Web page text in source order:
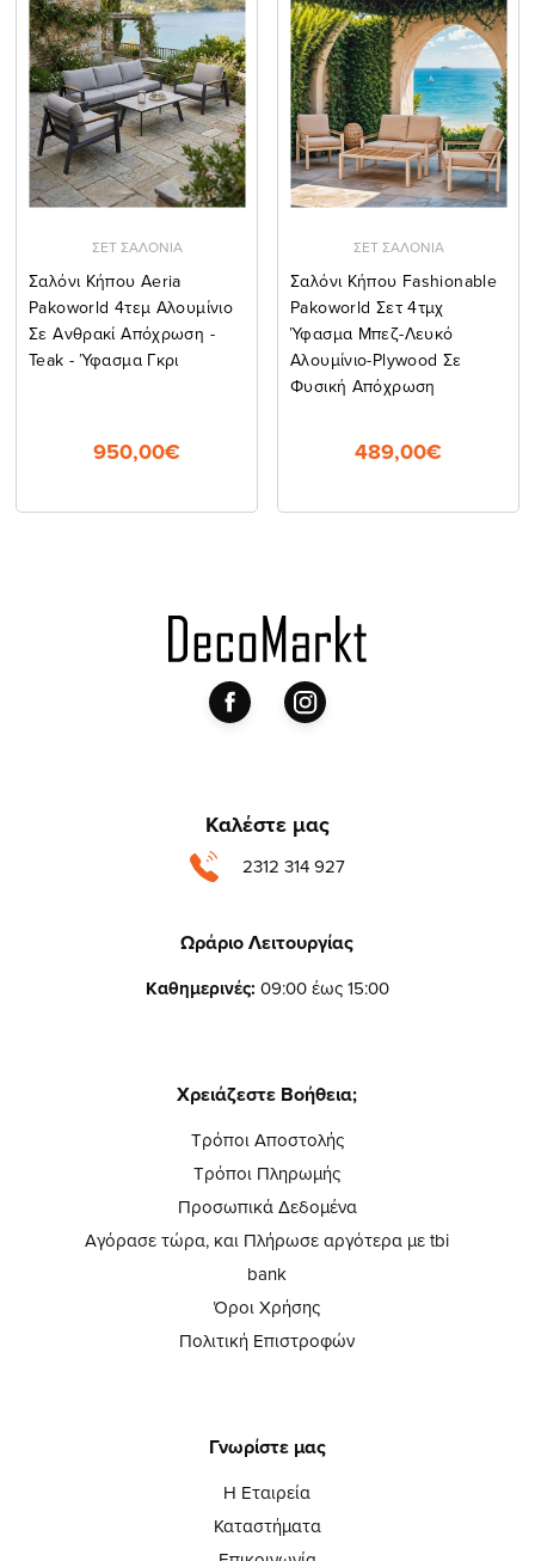
ΣΕΤ ΣΑΛΟΝΙΑ
Σαλόνι Κήπου Aeria
Pakoworld 4τεμ Αλουμίνιο
Σε Ανθρακί Απόχρωση -
Teak - Ύφασμα Γκρι
950,00€
ΣΕΤ ΣΑΛΟΝΙΑ
Σαλόνι Κήπου Fashionable
Pakoworld Σετ 4τμχ
Ύφασμα Μπεζ-Λευκό
Αλουμίνιο-Plywood Σε
Φυσική Απόχρωση
489,00€
Καλέστε μας
2312 314 927
Ωράριο Λειτουργίας
Καθημερινές: 09:00 έως 15:00
Χρειάζεστε Βοήθεια;
Τρόποι Αποστολής
Τρόποι Πληρωμής
Προσωπικά Δεδομένα
Αγόρασε τώρα, και Πλήρωσε αργότερα με tbi
bank
Όροι Χρήσης
Πολιτική Επιστροφών
Γνωρίστε μας
Η Εταιρεία
Καταστήματα